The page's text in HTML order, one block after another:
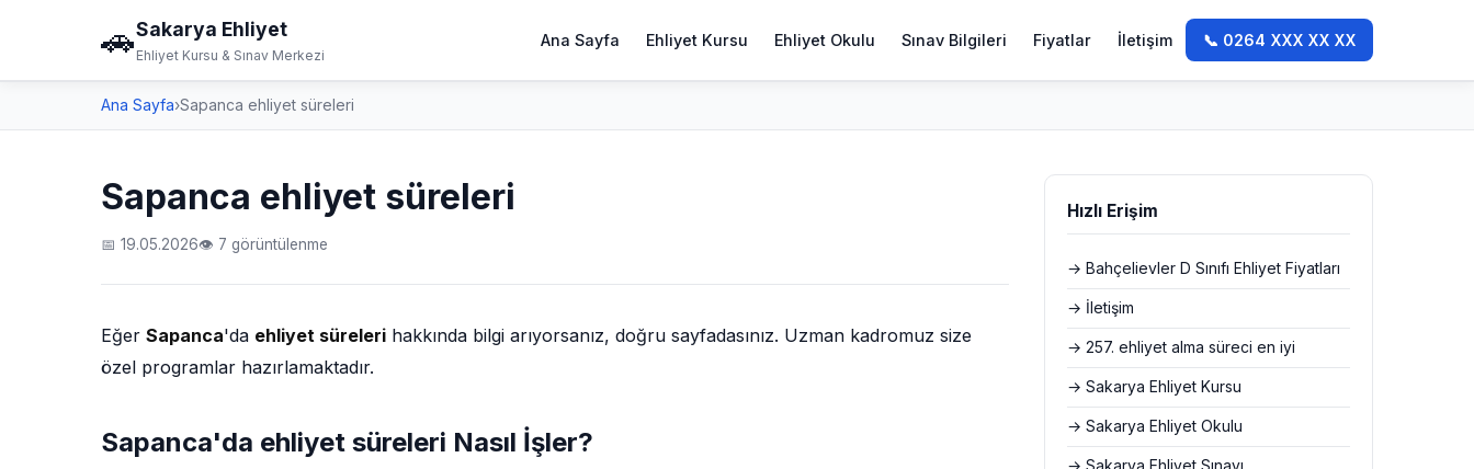
🚗Sakarya Ehliyet
Ehliyet Kursu & Sınav Merkezi
Ana Sayfa Ehliyet Kursu Ehliyet Okulu Sınav Bilgileri Fiyatlar İletişim 📞 0264 XXX XX XX
Ana Sayfa›Sapanca ehliyet süreleri
Sapanca ehliyet süreleri
📅 19.05.2026👁 7 görüntülenme
Eğer Sapanca'da ehliyet süreleri hakkında bilgi arıyorsanız, doğru sayfadasınız. Uzman kadromuz size
özel programlar hazırlamaktadır.
Sapanca'da ehliyet süreleri Nasıl İşler?
Hızlı Erişim
→ Bahçelievler D Sınıfı Ehliyet Fiyatları
→ İletişim
→ 257. ehliyet alma süreci en iyi
→ Sakarya Ehliyet Kursu
→ Sakarya Ehliyet Okulu